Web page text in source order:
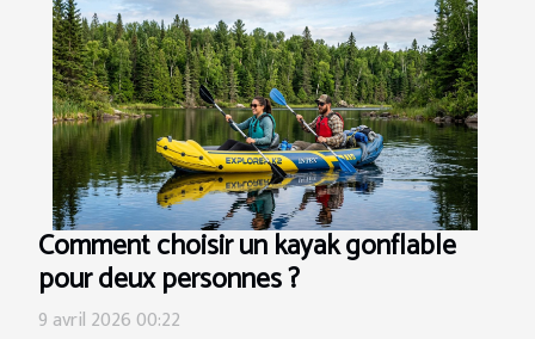
Comment choisir un kayak gonflable
pour deux personnes ?
9 avril 2026 00:22